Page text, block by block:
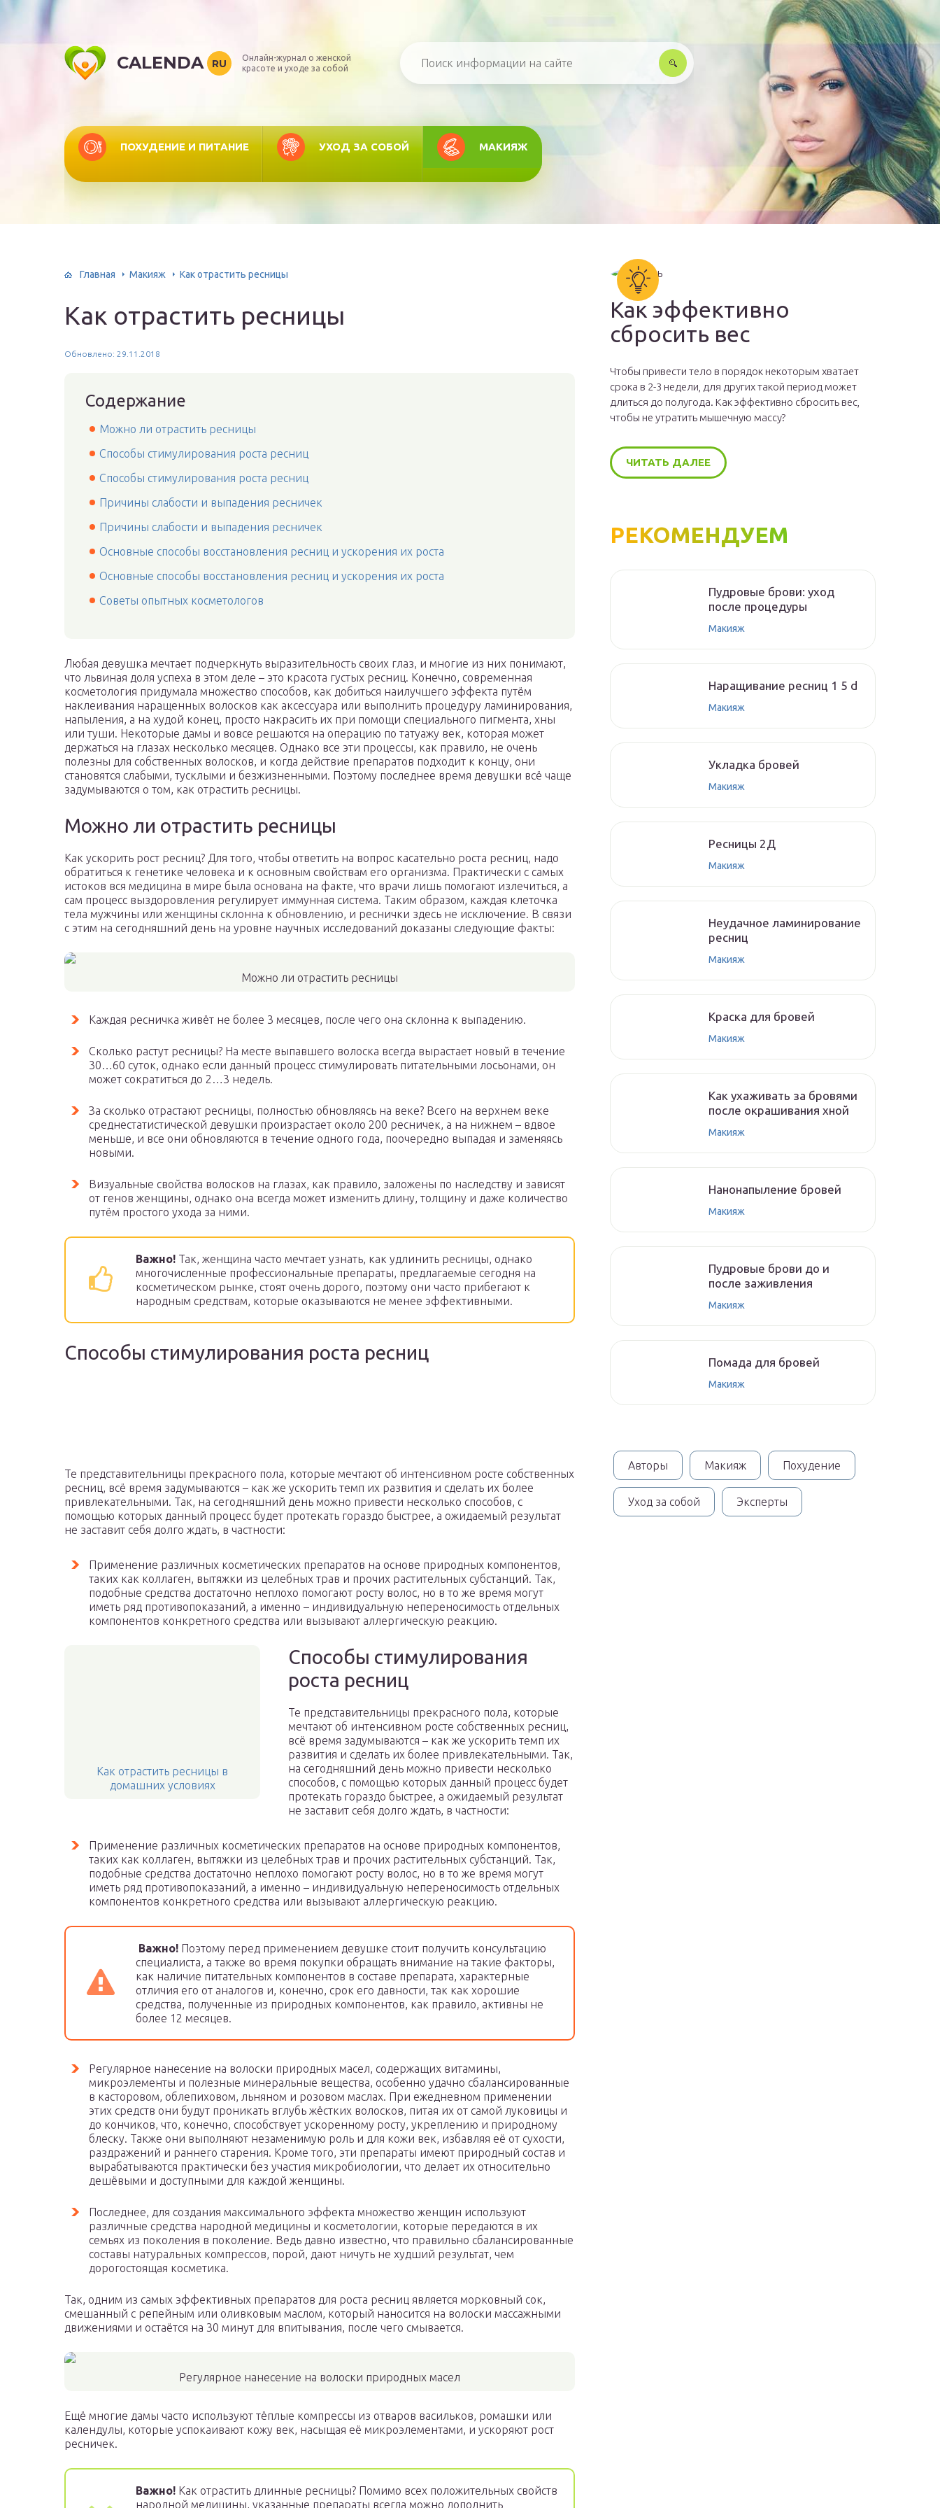
CALENDA RU
Онлайн-журнал о женской
красоте и уходе за собой
ПОХУДЕНИЕ И ПИТАНИЕ УХОД ЗА СОБОЙ МАКИЯЖ
Главная Макияж Как отрастить ресницы
Как отрастить ресницы
Обновлено: 29.11.2018
Содержание
Можно ли отрастить ресницы
Способы стимулирования роста ресниц
Способы стимулирования роста ресниц
Причины слабости и выпадения ресничек
Причины слабости и выпадения ресничек
Основные способы восстановления ресниц и ускорения их роста
Основные способы восстановления ресниц и ускорения их роста
Советы опытных косметологов
Любая девушка мечтает подчеркнуть выразительность своих глаз, и многие из них понимают,
что львиная доля успеха в этом деле – это красота густых ресниц. Конечно, современная
косметология придумала множество способов, как добиться наилучшего эффекта путём
наклеивания наращенных волосков как аксессуара или выполнить процедуру ламинирования,
напыления, а на худой конец, просто накрасить их при помощи специального пигмента, хны
или туши. Некоторые дамы и вовсе решаются на операцию по татуажу век, которая может
держаться на глазах несколько месяцев. Однако все эти процессы, как правило, не очень
полезны для собственных волосков, и когда действие препаратов подходит к концу, они
становятся слабыми, тусклыми и безжизненными. Поэтому последнее время девушки всё чаще
задумываются о том, как отрастить ресницы.
Можно ли отрастить ресницы
Как ускорить рост ресниц? Для того, чтобы ответить на вопрос касательно роста ресниц, надо
обратиться к генетике человека и к основным свойствам его организма. Практически с самых
истоков вся медицина в мире была основана на факте, что врачи лишь помогают излечиться, а
сам процесс выздоровления регулирует иммунная система. Таким образом, каждая клеточка
тела мужчины или женщины склонна к обновлению, и реснички здесь не исключение. В связи
с этим на сегодняшний день на уровне научных исследований доказаны следующие факты:
Можно ли отрастить ресницы
Каждая ресничка живёт не более 3 месяцев, после чего она склонна к выпадению.
Сколько растут ресницы? На месте выпавшего волоска всегда вырастает новый в течение
30…60 суток, однако если данный процесс стимулировать питательными лосьонами, он
может сократиться до 2…3 недель.
За сколько отрастают ресницы, полностью обновляясь на веке? Всего на верхнем веке
среднестатистической девушки произрастает около 200 ресничек, а на нижнем – вдвое
меньше, и все они обновляются в течение одного года, поочередно выпадая и заменяясь
новыми.
Визуальные свойства волосков на глазах, как правило, заложены по наследству и зависят
от генов женщины, однако она всегда может изменить длину, толщину и даже количество
путём простого ухода за ними.
Важно! Так, женщина часто мечтает узнать, как удлинить ресницы, однако
многочисленные профессиональные препараты, предлагаемые сегодня на
косметическом рынке, стоят очень дорого, поэтому они часто прибегают к
народным средствам, которые оказываются не менее эффективными.
Способы стимулирования роста ресниц
Те представительницы прекрасного пола, которые мечтают об интенсивном росте собственных
ресниц, всё время задумываются – как же ускорить темп их развития и сделать их более
привлекательными. Так, на сегодняшний день можно привести несколько способов, с
помощью которых данный процесс будет протекать гораздо быстрее, а ожидаемый результат
не заставит себя долго ждать, в частности:
Применение различных косметических препаратов на основе природных компонентов,
таких как коллаген, вытяжки из целебных трав и прочих растительных субстанций. Так,
подобные средства достаточно неплохо помогают росту волос, но в то же время могут
иметь ряд противопоказаний, а именно – индивидуальную непереносимость отдельных
компонентов конкретного средства или вызывают аллергическую реакцию.
Как отрастить ресницы в
домашних условиях
Способы стимулирования
роста ресниц
Те представительницы прекрасного пола, которые
мечтают об интенсивном росте собственных ресниц,
всё время задумываются – как же ускорить темп их
развития и сделать их более привлекательными. Так,
на сегодняшний день можно привести несколько
способов, с помощью которых данный процесс будет
протекать гораздо быстрее, а ожидаемый результат
не заставит себя долго ждать, в частности:
Применение различных косметических препаратов на основе природных компонентов,
таких как коллаген, вытяжки из целебных трав и прочих растительных субстанций. Так,
подобные средства достаточно неплохо помогают росту волос, но в то же время могут
иметь ряд противопоказаний, а именно – индивидуальную непереносимость отдельных
компонентов конкретного средства или вызывают аллергическую реакцию.
Важно! Поэтому перед применением девушке стоит получить консультацию
специалиста, а также во время покупки обращать внимание на такие факторы,
как наличие питательных компонентов в составе препарата, характерные
отличия его от аналогов и, конечно, срок его давности, так как хорошие
средства, полученные из природных компонентов, как правило, активны не
более 12 месяцев.
Регулярное нанесение на волоски природных масел, содержащих витамины,
микроэлементы и полезные минеральные вещества, особенно удачно сбалансированные
в касторовом, облепиховом, льняном и розовом маслах. При ежедневном применении
этих средств они будут проникать вглубь жёстких волосков, питая их от самой луковицы и
до кончиков, что, конечно, способствует ускоренному росту, укреплению и природному
блеску. Также они выполняют незаменимую роль и для кожи век, избавляя её от сухости,
раздражений и раннего старения. Кроме того, эти препараты имеют природный состав и
вырабатываются практически без участия микробиологии, что делает их относительно
дешёвыми и доступными для каждой женщины.
Последнее, для создания максимального эффекта множество женщин используют
различные средства народной медицины и косметологии, которые передаются в их
семьях из поколения в поколение. Ведь давно известно, что правильно сбалансированные
составы натуральных компрессов, порой, дают ничуть не худший результат, чем
дорогостоящая косметика.
Так, одним из самых эффективных препаратов для роста ресниц является морковный сок,
смешанный с репейным или оливковым маслом, который наносится на волоски массажными
движениями и остаётся на 30 минут для впитывания, после чего смывается.
Регулярное нанесение на волоски природных масел
Ещё многие дамы часто используют тёплые компрессы из отваров васильков, ромашки или
календулы, которые успокаивают кожу век, насыщая её микроэлементами, и ускоряют рост
ресничек.
Важно! Как отрастить длинные ресницы? Помимо всех положительных свойств
народной медицины, указанные препараты всегда можно дополнить
Как эффективно
сбросить вес
Чтобы привести тело в порядок некоторым хватает
срока в 2-3 недели, для других такой период может
длиться до полугода. Как эффективно сбросить вес,
чтобы не утратить мышечную массу?
ЧИТАТЬ ДАЛЕЕ
РЕКОМЕНДУЕМ
Пудровые брови: уход
после процедуры
Макияж
Наращивание ресниц 1 5 d
Макияж
Укладка бровей
Макияж
Ресницы 2Д
Макияж
Неудачное ламинирование
ресниц
Макияж
Краска для бровей
Макияж
Как ухаживать за бровями
после окрашивания хной
Макияж
Нанонапыление бровей
Макияж
Пудровые брови до и
после заживления
Макияж
Помада для бровей
Макияж
Авторы Макияж Похудение
Уход за собой Эксперты